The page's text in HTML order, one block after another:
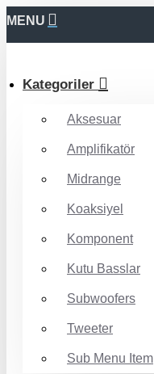
MENU
Kategoriler
Aksesuar
Amplifikatör
Midrange
Koaksiyel
Komponent
Kutu Basslar
Subwoofers
Tweeter
Sub Menu Item